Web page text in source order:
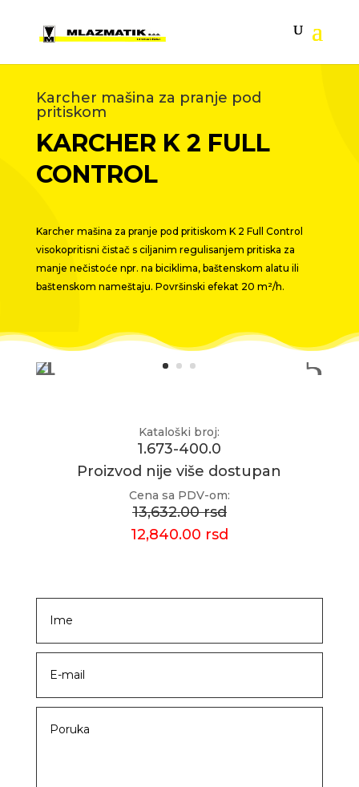
Karcher mašina za pranje pod
pritiskom
KARCHER K 2 FULL
CONTROL
Karcher mašina za pranje pod pritiskom K 2 Full Control
visokopritisni čistač s ciljanim regulisanjem pritiska za
manje nečistoće npr. na biciklima, baštenskom alatu ili
baštenskom nameštaju. Površinski efekat 20 m²/h.
Kataloški broj:
1.673-400.0
Proizvod nije više dostupan
Cena sa PDV-om:
13,632.00 rsd
12,840.00 rsd